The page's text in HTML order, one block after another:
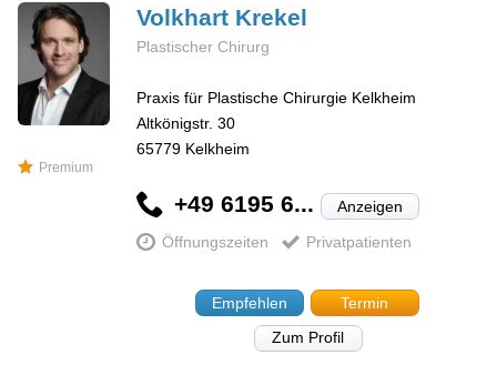
Premium
Volkhart Krekel
Plastischer Chirurg
Praxis für Plastische Chirurgie Kelkheim
Altkönigstr. 30
65779 Kelkheim
+49 6195 6... Anzeigen
Öffnungszeiten Privatpatienten
Empfehlen
Termin
Zum Profil